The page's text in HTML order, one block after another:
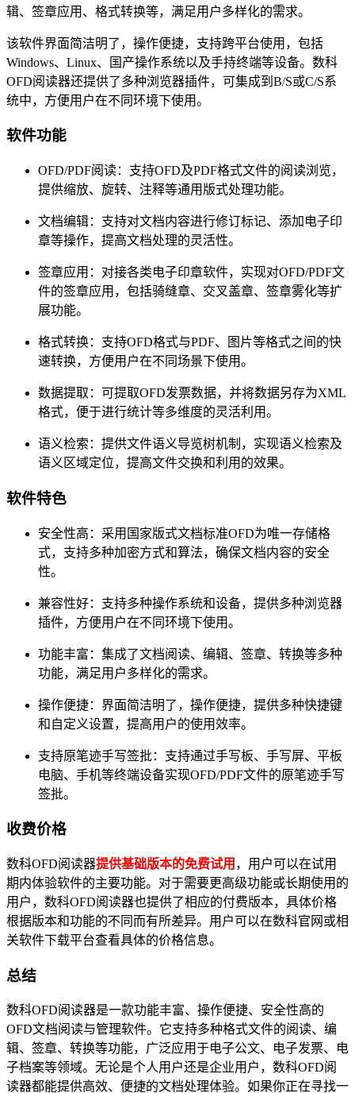
辑、签章应用、格式转换等，满足用户多样化的需求。
该软件界面简洁明了，操作便捷，支持跨平台使用，包括
Windows、Linux、国产操作系统以及手持终端等设备。数科
OFD阅读器还提供了多种浏览器插件，可集成到B/S或C/S系
统中，方便用户在不同环境下使用。
软件功能
OFD/PDF阅读：支持OFD及PDF格式文件的阅读浏览，
提供缩放、旋转、注释等通用版式处理功能。
文档编辑：支持对文档内容进行修订标记、添加电子印
章等操作，提高文档处理的灵活性。
签章应用：对接各类电子印章软件，实现对OFD/PDF文
件的签章应用，包括骑缝章、交叉盖章、签章雾化等扩
展功能。
格式转换：支持OFD格式与PDF、图片等格式之间的快
速转换，方便用户在不同场景下使用。
数据提取：可提取OFD发票数据，并将数据另存为XML
格式，便于进行统计等多维度的灵活利用。
语义检索：提供文件语义导览树机制，实现语义检索及
语义区域定位，提高文件交换和利用的效果。
软件特色
安全性高：采用国家版式文档标准OFD为唯一存储格
式，支持多种加密方式和算法，确保文档内容的安全
性。
兼容性好：支持多种操作系统和设备，提供多种浏览器
插件，方便用户在不同环境下使用。
功能丰富：集成了文档阅读、编辑、签章、转换等多种
功能，满足用户多样化的需求。
操作便捷：界面简洁明了，操作便捷，提供多种快捷键
和自定义设置，提高用户的使用效率。
支持原笔迹手写签批：支持通过手写板、手写屏、平板
电脑、手机等终端设备实现OFD/PDF文件的原笔迹手写
签批。
收费价格
数科OFD阅读器提供基础版本的免费试用 ，用户可以在试用
期内体验软件的主要功能。对于需要更高级功能或长期使用的
用户，数科OFD阅读器也提供了相应的付费版本，具体价格
根据版本和功能的不同而有所差异。用户可以在数科官网或相
关软件下载平台查看具体的价格信息。
总结
数科OFD阅读器是一款功能丰富、操作便捷、安全性高的
OFD文档阅读与管理软件。它支持多种格式文件的阅读、编
辑、签章、转换等功能，广泛应用于电子公文、电子发票、电
子档案等领域。无论是个人用户还是企业用户，数科OFD阅
读器都能提供高效、便捷的文档处理体验。如果你正在寻找一